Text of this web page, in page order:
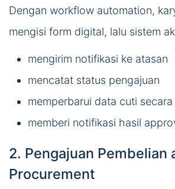
Dengan workflow automation,
mengisi form digital, lalu sistem
mengirim notifikasi ke atasan
mencatat status pengajuan
memperbarui data cuti
memberi notifikasi hasil
2. Pengajuan Pembelian
Procurement